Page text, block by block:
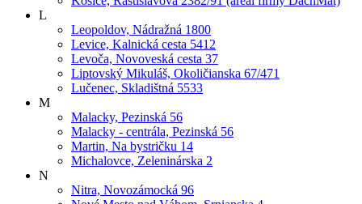
L
Leopoldov, Nádražná 1800
Levice, Kalnická cesta 5412
Levoča, Novoveská cesta 37
Liptovský Mikuláš, Okoličianska 67/471
Lučenec, Skladištná 5533
M
Malacky, Pezinská 56
Malacky - centrála, Pezinská 56
Martin, Na bystričku 14
Michalovce, Zeleninárska 2
N
Nitra, Novozámocká 96